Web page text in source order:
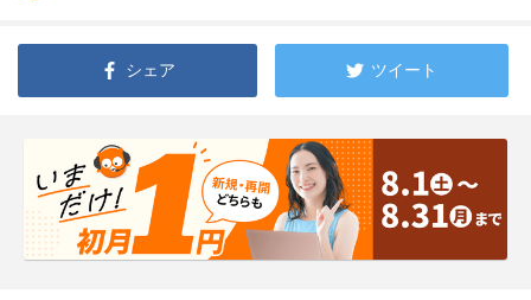
シェア ツイート